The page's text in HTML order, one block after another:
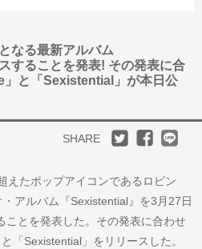
なる最新アルバム
することを発表! その発表に合
」と「Sexistential」が本日公
SHARE
えたポップアイコンであるロビン
アルバム『Sexistential』を3月27日
ことを発表した。その発表に合わせ
「Sexistential」をリリースした。